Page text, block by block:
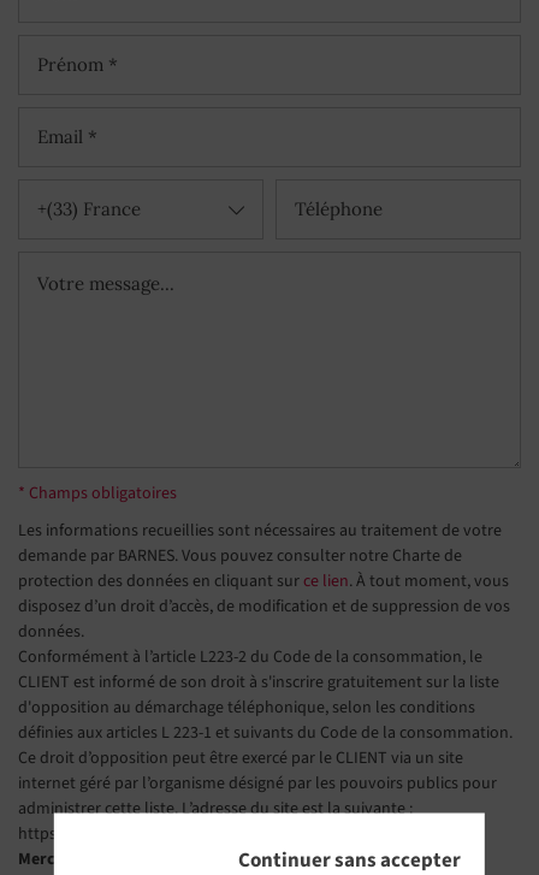
+(33) France
* Champs obligatoires
Les informations recueillies sont nécessaires au traitement de votre
demande par BARNES. Vous pouvez consulter notre Charte de
protection des données en cliquant surce lien. À tout moment, vous
disposez d’un droit d’accès, de modification et de suppression de vos
données.
Conformément à l’article L223-2 du Code de la consommation, le
CLIENT est informé de son droit à s'inscrire gratuitement sur la liste
d'opposition au démarchage téléphonique, selon les conditions
définies aux articles L 223-1 et suivants du Code de la consommation.
Ce droit d’opposition peut être exercé par le CLIENT via un site
internet géré par l’organisme désigné par les pouvoirs publics pour
administrer cette liste. L’adresse du site est la suivante :
https://www.bloctel.gouv.fr
Merci de cocher la case
Continuer sans accepter